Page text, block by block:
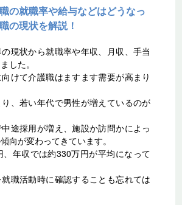
の就職率や給与などはどうなっ
の現状を解説！
現状から就職率や年収、月収、手当
した。
けて介護職はますます需要が高まり
、若い年代で男性が増えているのが
途採用が増え、施設か訪問かによっ
向が変わってきています。
、年収では約330万円が平均になって
職活動時に確認することも忘れては